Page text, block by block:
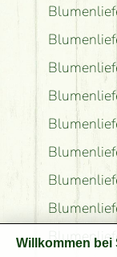
Willkommen bei